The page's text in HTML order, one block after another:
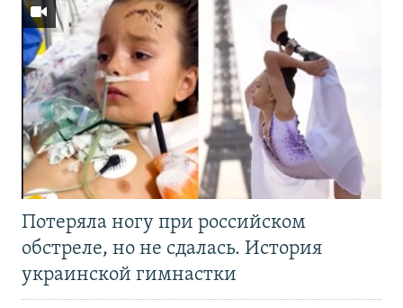
Потеряла ногу при российском
обстреле, но не сдалась. История
украинской гимнастки